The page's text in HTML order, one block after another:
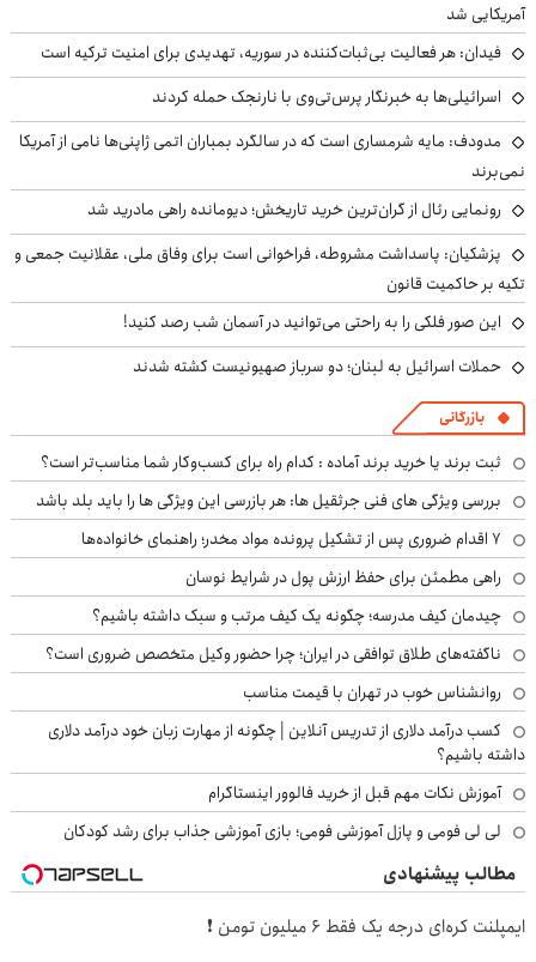
آمریکایی شد
فیدان: هر فعالیت بی‌ثبات‌کننده در سوریه، تهدیدی برای امنیت ترکیه است
اسرائیلی‌ها به خبرنگار پرس‌تی‌وی با نارنجک حمله کردند
مدودف: مایه شرمساری است که در سالگرد بمباران اتمی ژاپنی‌ها نامی از آمریکا
نمی‌برند
رونمایی رئال از گران‌ترین خرید تاریخش؛ دیومانده راهی مادرید شد
پزشکیان: پاسداشت مشروطه، فراخوانی است برای وفاق ملی، عقلانیت جمعی و
تکیه بر حاکمیت قانون
این صور فلکی را به راحتی می‌توانید در آسمان شب رصد کنید!
حملات اسرائیل به لبنان؛ دو سرباز صهیونیست کشته شدند
بازرگانی
ثبت برند یا خرید برند آماده : کدام راه برای کسب‌وکار شما مناسب‌تر است؟
بررسی ویژگی های فنی جرثقیل ها: هر بازرسی این ویژگی ها را باید بلد باشد
۷ اقدام ضروری پس از تشکیل پرونده مواد مخدر؛ راهنمای خانواده‌ها
راهی مطمئن برای حفظ ارزش پول در شرایط نوسان
چیدمان کیف مدرسه؛ چگونه یک کیف مرتب و سبک داشته باشیم؟
ناگفته‌های طلاق توافقی در ایران؛ چرا حضور وکیل متخصص ضروری است؟
روانشناس خوب در تهران با قیمت مناسب
کسب درآمد دلاری از تدریس آنلاین | چگونه از مهارت زبان خود درآمد دلاری
داشته باشیم؟
آموزش نکات مهم قبل از خرید فالوور اینستاگرام
لی لی فومی و پازل آموزشی فومی؛ بازی آموزشی جذاب برای رشد کودکان
مطالب پیشنهادی
ایمپلنت کره‌ای درجه یک فقط 6 میلیون تومن ❗